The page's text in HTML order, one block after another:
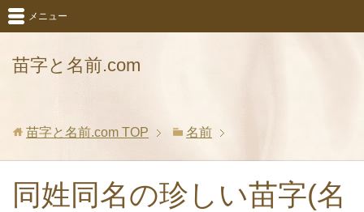
苗字と名前.com
メニュー
苗字と名前.com TOP 名前
同姓同名の珍しい苗字(名